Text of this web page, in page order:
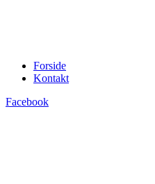
Forside
Kontakt
Facebook